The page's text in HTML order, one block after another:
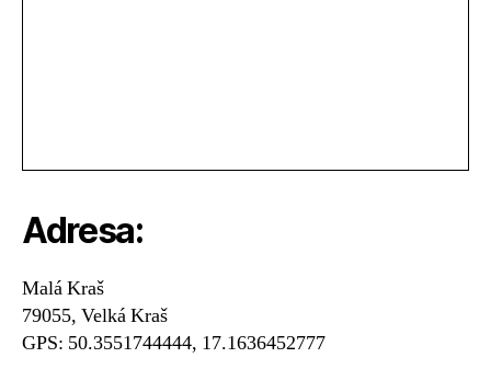
Adresa:
Malá Kraš
79055, Velká Kraš
GPS: 50.3551744444, 17.1636452777